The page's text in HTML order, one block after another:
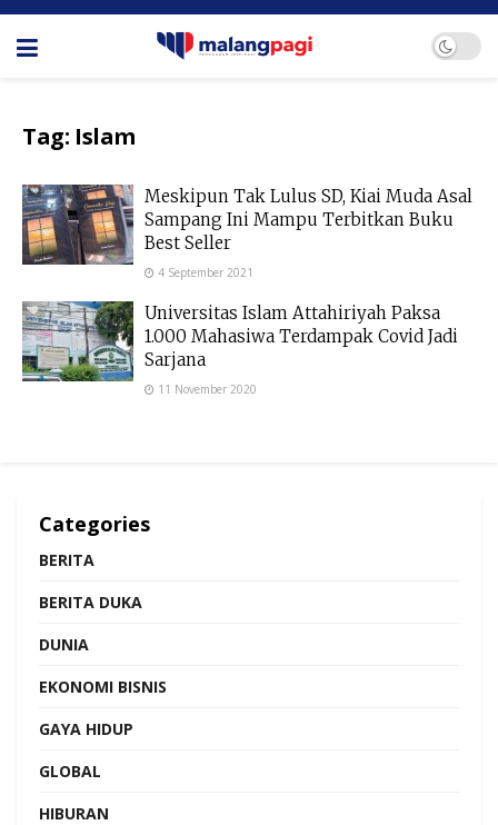
Tag: Islam
Meskipun Tak Lulus SD, Kiai Muda Asal
Sampang Ini Mampu Terbitkan Buku
Best Seller
4 September 2021
Universitas Islam Attahiriyah Paksa
1.000 Mahasiwa Terdampak Covid Jadi
Sarjana
11 November 2020
Categories
BERITA
BERITA DUKA
DUNIA
EKONOMI BISNIS
GAYA HIDUP
GLOBAL
HIBURAN